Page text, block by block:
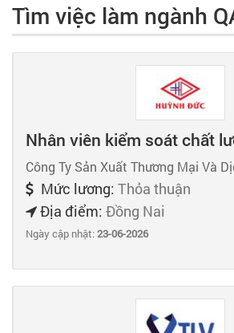
Bạn cần tuyển người
Tìm việc làm ngành
Nhân viên kiểm soát chất
Công Ty Sản Xuất Thương Mại Và
Mức lương: Thỏa thuận
Địa điểm: Đồng Nai
Ngày cập nhật:23-06-2026